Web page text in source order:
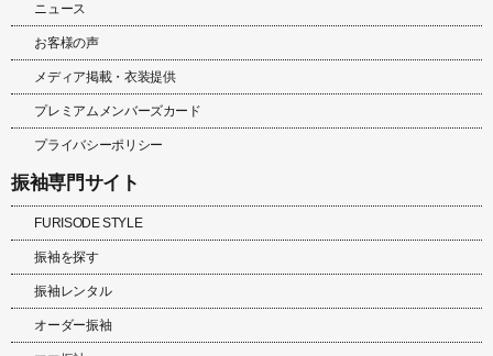
ニュース
お客様の声
メディア掲載・衣装提供
プレミアムメンバーズカード
プライバシーポリシー
振袖専門サイト
FURISODE STYLE
振袖を探す
振袖レンタル
オーダー振袖